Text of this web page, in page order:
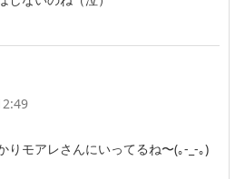
りモアレさんにいってるね〜(｡-_-｡)